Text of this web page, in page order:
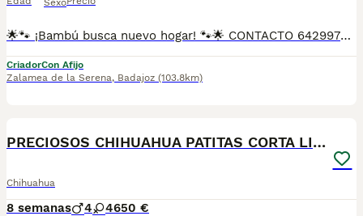
Sexo
🌟🐾 ¡Bambú busca nuevo hogar! 🐾🌟 CONTACTO 642997300 Bambú es un chihuahua merlé con un patrón precioso y único, nacido el 3 de marzo de 2025. Es un perrito alegre, curioso y lleno de encanto. Tiene todas sus vacunas al día y ya está listo para salir a pasear y descubrir el mundo contigo. PESA 2,8 Kg. 🔹 Detalle importante: Bamboo tiene solo un testículo, pero esto no le impide ser un compañero sano y adorable. Si buscas un perrito especial, lleno de ternura y con una mirada que enamora, ¡Bambú está esperando conocerte! 🐾💚
CriadorCon Afijo
Zalamea de la Serena, Badajoz (103.8km)
PRECIOSOS CHIHUAHUA PATITAS CORTA LINEA TOY
Chihuahua
8 semanas 4 4650 €